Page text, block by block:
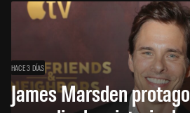
HACE 3 DÍAS
James Marsden